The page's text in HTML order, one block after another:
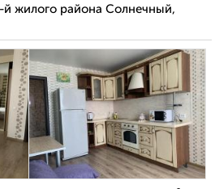
жилого района Солнечный,